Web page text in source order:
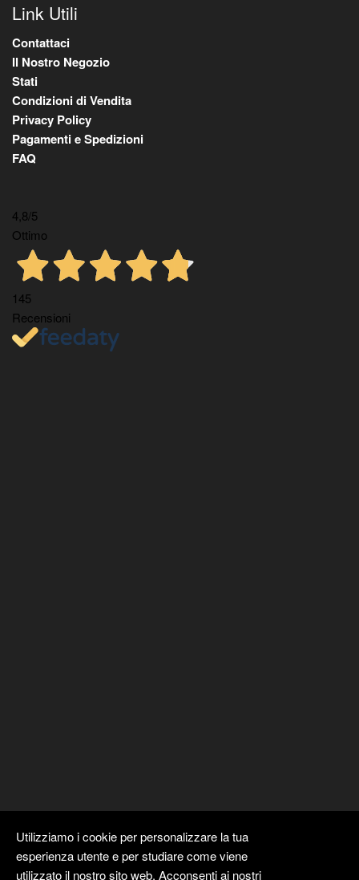
Link Utili
Contattaci
Il Nostro Negozio
Stati
Condizioni di Vendita
Privacy Policy
Pagamenti e Spedizioni
FAQ
4,8/5
Ottimo
145
Recensioni
Utilizziamo i cookie per personalizzare la tua
esperienza utente e per studiare come viene
utilizzato il nostro sito web. Acconsenti ai nostri